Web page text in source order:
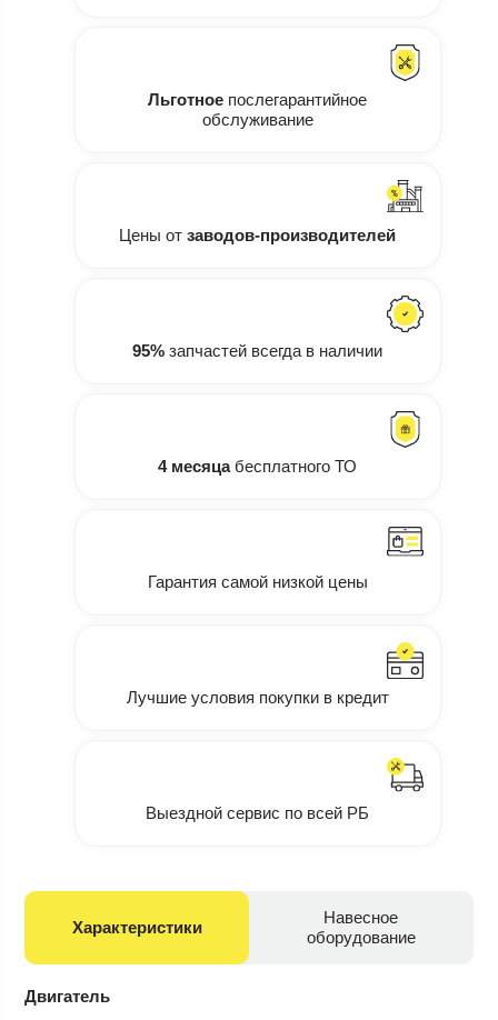
Льготное послегарантийное
обслуживание
Цены отзаводов-производителей
95% запчастей всегда в наличии
4 месяцабесплатного ТО
Гарантия самой низкой цены
Лучшие условия покупки в кредит
Выездной сервис по всей РБ
Характеристики
Навесное
оборудование
Двигатель